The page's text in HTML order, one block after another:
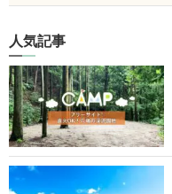
人気記事